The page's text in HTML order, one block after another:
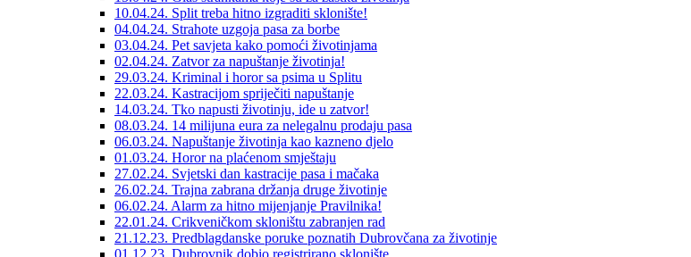
10.04.24. Split treba hitno izgraditi sklonište!
04.04.24. Strahote uzgoja pasa za borbe
03.04.24. Pet savjeta kako pomoći životinjama
02.04.24. Zatvor za napuštanje životinja!
29.03.24. Kriminal i horor sa psima u Splitu
22.03.24. Kastracijom spriječiti napuštanje
14.03.24. Tko napusti životinju, ide u zatvor!
08.03.24. 14 milijuna eura za nelegalnu prodaju pasa
06.03.24. Napuštanje životinja kao kazneno djelo
01.03.24. Horor na plaćenom smještaju
27.02.24. Svjetski dan kastracije pasa i mačaka
26.02.24. Trajna zabrana držanja druge životinje
06.02.24. Alarm za hitno mijenjanje Pravilnika!
22.01.24. Crikveničkom skloništu zabranjen rad
21.12.23. Predblagdanske poruke poznatih Dubrovčana za životinje
01.12.23. Dubrovnik dobio registrirano sklonište